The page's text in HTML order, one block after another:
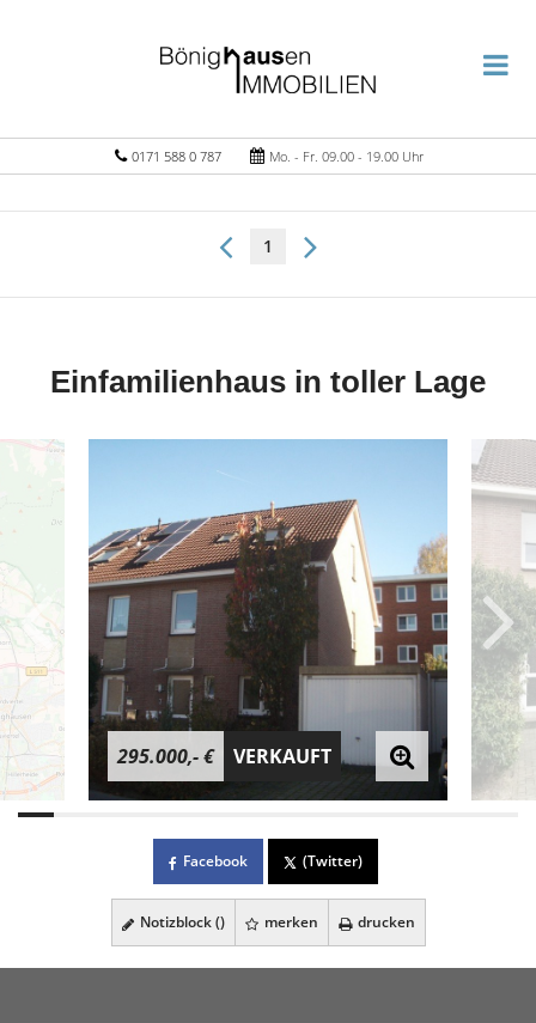
0171 588 0 787 Mo. - Fr. 09.00 - 19.00 Uhr
1
Einfamilienhaus in toller Lage
295.000,- € VERKAUFT
Facebook (Twitter)
Notizblock () merken drucken